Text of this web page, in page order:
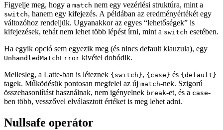
Figyelje meg, hogy a match nem egy vezérlési struktúra, mint a
switch, hanem egy kifejezés. A példában az eredményértékét egy
változóhoz rendeljük. Ugyanakkor az egyes “lehetőségek” is
kifejezések, tehát nem lehet több lépést írni, mint a switch esetében.
Ha egyik opció sem egyezik meg (és nincs default klauzula), egy
UnhandledMatchError kivétel dobódik.
Mellesleg, a Latte-ban is léteznek {switch}, {case} és {default}
tagek. Működésük pontosan megfelel az új match-nek. Szigorú
összehasonlítást használnak, nem igényelnek break-et, és a case-
ben több, vesszővel elválasztott értéket is meg lehet adni.
Nullsafe operátor